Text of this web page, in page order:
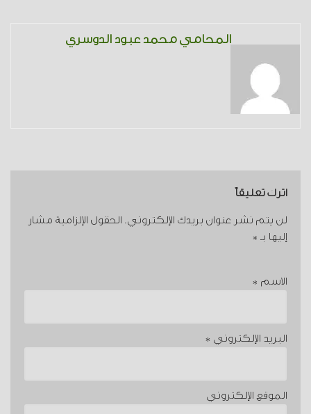
المحامي محمد عبود الدوسري
اترك تعليقاً
لن يتم نشر عنوان بريدك الإلكتروني. الحقول الإلزامية مشار
إليها بـ *
الاسم *
البريد الإلكتروني *
الموقع الإلكتروني